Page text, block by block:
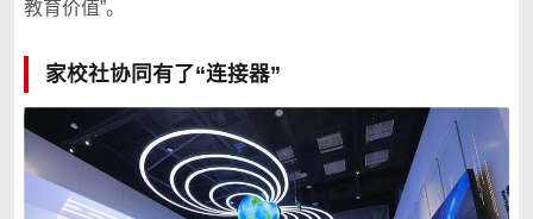
教育价值”。
家校社协同有了“连接器”